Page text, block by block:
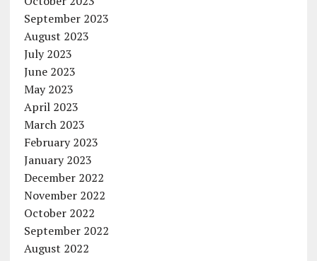
September 2023
August 2023
July 2023
June 2023
May 2023
April 2023
March 2023
February 2023
January 2023
December 2022
November 2022
October 2022
September 2022
August 2022